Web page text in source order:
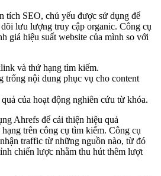
tích SEO, chủ yếu được sử dụng để
lưu lượng truy cập organic. Công cụ
giá hiệu suất website của mình so với
và thứ hạng tìm kiếm.
trống nội dung phục vụ cho content
của hoạt động nghiên cứu từ khóa.
Ahrefs để cải thiện hiệu quả
trên công cụ tìm kiếm. Công cụ
traffic từ những nguồn nào, từ đó
chiến lược nhằm thu hút thêm lượt